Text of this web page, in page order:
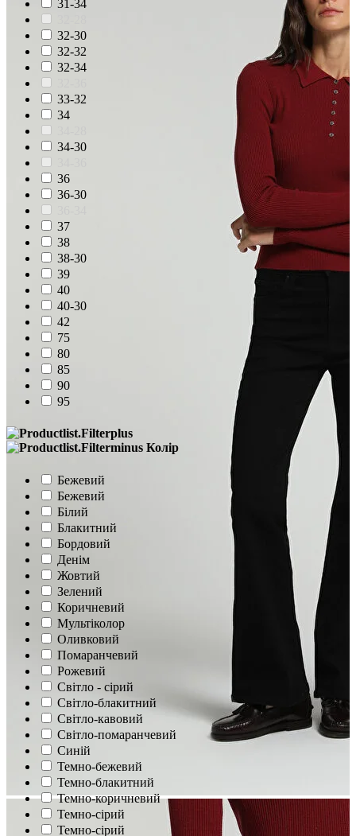
31-34
32-30
32-32
32-34
33-32
34
34-30
36
36-30
37
38
38-30
39
40
40-30
42
75
80
85
90
95
Колір
Бежевий
Бежевий
Білий
Блакитний
Бордовий
Денім
Жовтий
Зелений
Коричневий
Мультіколор
Оливковий
Помаранчевий
Рожевий
Світло - сірий
Світло-блакитний
Світло-кавовий
Світло-помаранчевий
Синій
Темно-бежевий
Темно-блакитний
Темно-коричневий
Темно-сірий
Темно-сірий